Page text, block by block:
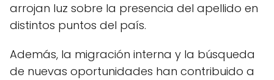
arrojan luz sobre la presencia del apellido en
distintos puntos del país.
Además, la migración interna y la búsqueda
de nuevas oportunidades han contribuido a